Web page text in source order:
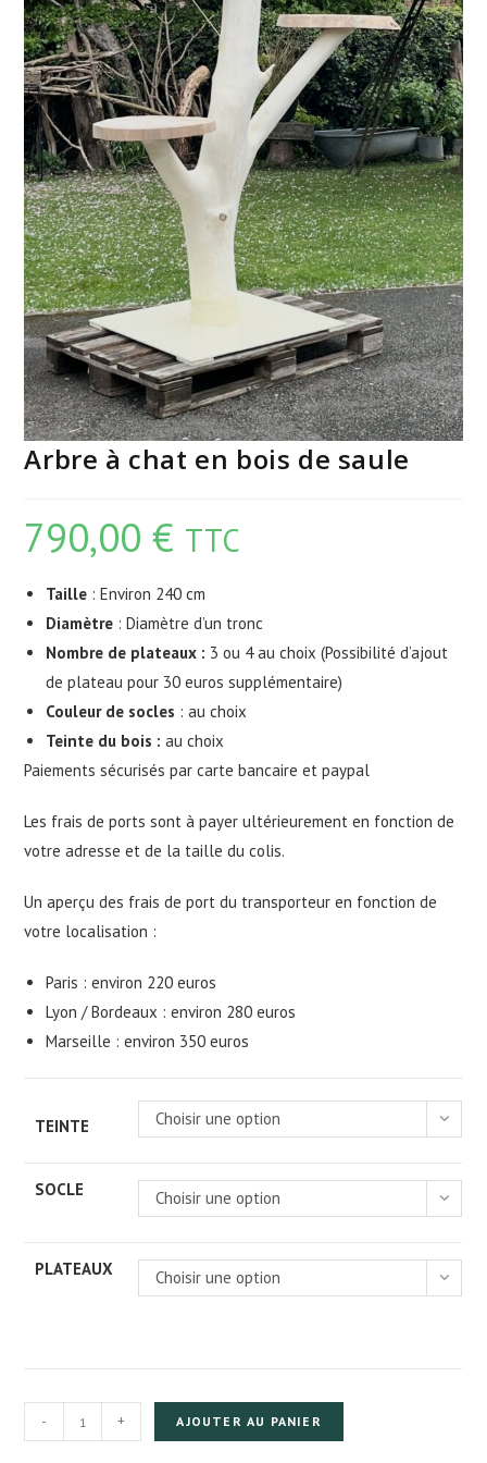
Arbre à chat en bois de saule
790,00€ TTC
Taille : Environ 240 cm
Diamètre : Diamètre d’un tronc
Nombre de plateaux : 3 ou 4 au choix (Possibilité d’ajout
de plateau pour 30 euros supplémentaire)
Couleur de socles : au choix
Teinte du bois : au choix
Paiements sécurisés par carte bancaire et paypal
Les frais de ports sont à payer ultérieurement en fonction de
votre adresse et de la taille du colis.
Un aperçu des frais de port du transporteur en fonction de
votre localisation :
Paris : environ 220 euros
Lyon / Bordeaux : environ 280 euros
Marseille : environ 350 euros
TEINTE Choisir une option
SOCLE Choisir une option
PLATEAUX Choisir une option
de
- + AJOUTER AU PANIER